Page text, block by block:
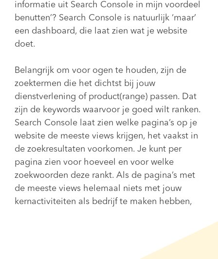
informatie uit Search Console in mijn voordeel
benutten’? Search Console is natuurlijk ‘maar’
een dashboard, die laat zien wat je website
doet.
Belangrijk om voor ogen te houden, zijn de
zoektermen die het dichtst bij jouw
dienstverlening of product(range) passen. Dat
zijn de keywords waarvoor je goed wilt ranken.
Search Console laat zien welke pagina’s op je
website de meeste views krijgen, het vaakst in
de zoekresultaten voorkomen. Je kunt per
pagina zien voor hoeveel en voor welke
zoekwoorden deze rankt. Als de pagina’s met
de meeste views helemaal niets met jouw
kernactiviteiten als bedrijf te maken hebben,